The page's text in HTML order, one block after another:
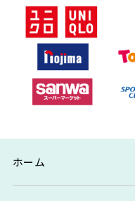
ホーム